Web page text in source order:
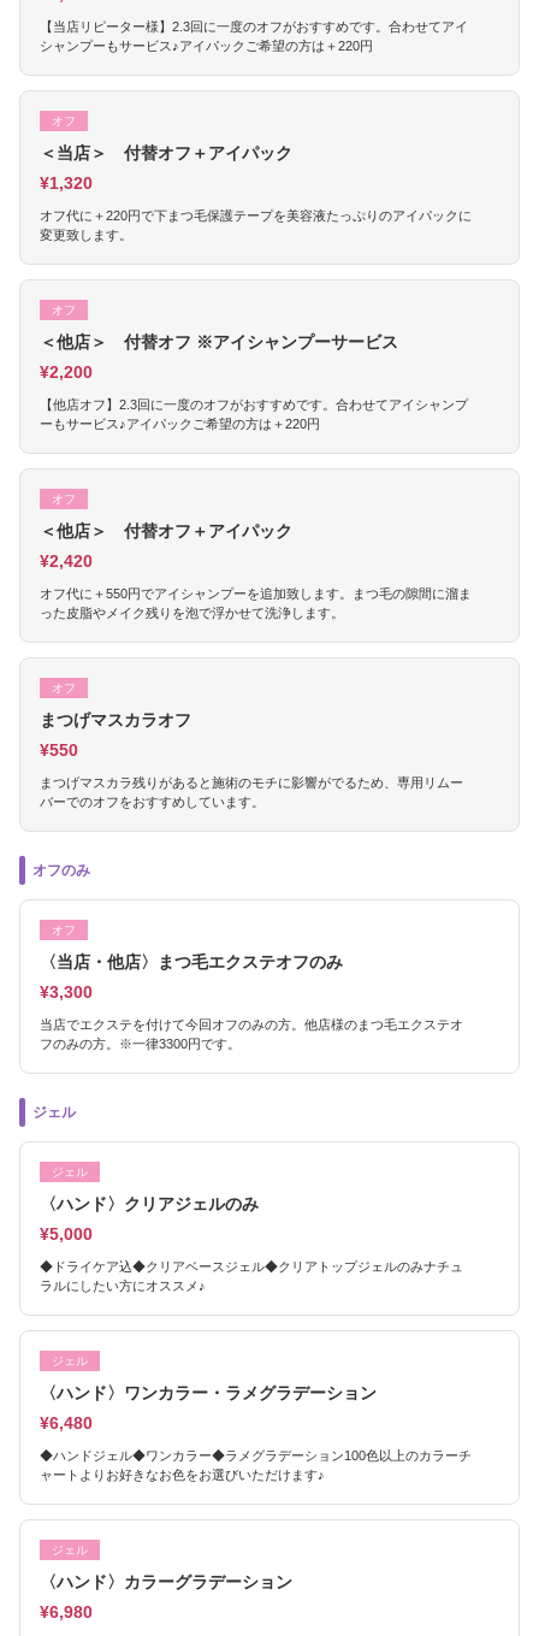
【当店リピーター様】2.3回に一度のオフがおすすめです。合わせてアイ
シャンプーもサービス♪アイパックご希望の方は＋220円
オフ
＜当店＞ 付替オフ＋アイパック
¥1,320
オフ代に＋220円で下まつ毛保護テープを美容液たっぷりのアイパックに
変更致します。
オフ
＜他店＞ 付替オフ ※アイシャンプーサービス
¥2,200
【他店オフ】2.3回に一度のオフがおすすめです。合わせてアイシャンプ
ーもサービス♪アイパックご希望の方は＋220円
オフ
＜他店＞ 付替オフ＋アイパック
¥2,420
オフ代に＋550円でアイシャンプーを追加致します。まつ毛の隙間に溜ま
った皮脂やメイク残りを泡で浮かせて洗浄します。
オフ
まつげマスカラオフ
¥550
まつげマスカラ残りがあると施術のモチに影響がでるため、専用リムー
バーでのオフをおすすめしています。
オフのみ
オフ
〈当店・他店〉まつ毛エクステオフのみ
¥3,300
当店でエクステを付けて今回オフのみの方。他店様のまつ毛エクステオ
フのみの方。※一律3300円です。
ジェル
ジェル
〈ハンド〉クリアジェルのみ
¥5,000
◆ドライケア込◆クリアベースジェル◆クリアトップジェルのみナチュ
ラルにしたい方にオススメ♪
ジェル
〈ハンド〉ワンカラー・ラメグラデーション
¥6,480
◆ハンドジェル◆ワンカラー◆ラメグラデーション100色以上のカラーチ
ャートよりお好きなお色をお選びいただけます♪
ジェル
〈ハンド〉カラーグラデーション
¥6,980